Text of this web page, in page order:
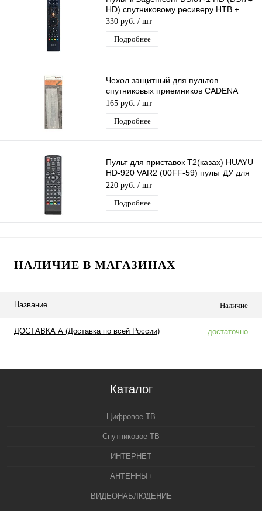
HD) спутниковому ресиверу НТВ +
330 руб. / шт
Подробнее
Чехол защитный для пультов
спутниковых приемников CADENA
CS1-8306 силиконовый
165 руб. / шт
Подробнее
Пульт для приставок Т2(казах) HUAYU
HD-920 VAR2 (00FF-59) пульт ДУ для
DVB-T2 ресивера, тв приставки
220 руб. / шт
Подробнее
НАЛИЧИЕ В МАГАЗИНАХ
Название Наличие
ДОСТАВКА А (Доставка по всей России) достаточно
Каталог
Цифровое ТВ
Спутниковое ТВ
ИНТЕРНЕТ
АНТЕННЫ+
ВИДЕОНАБЛЮДЕНИЕ